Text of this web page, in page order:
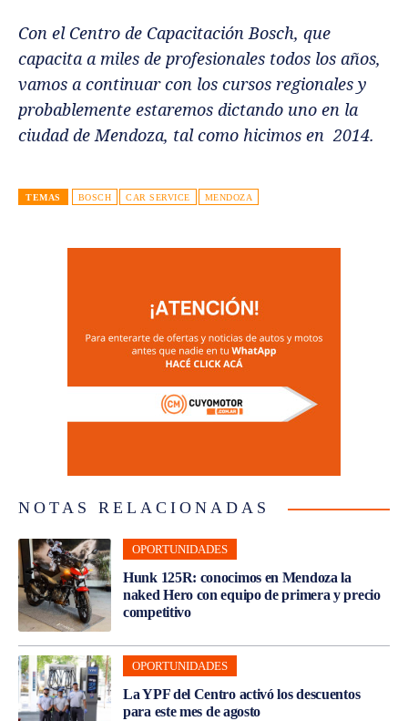
Con el Centro de Capacitación Bosch, que
capacita a miles de profesionales todos los años,
vamos a continuar con los cursos regionales y
probablemente estaremos dictando uno en la
ciudad de Mendoza, tal como hicimos en 2014.
TEMAS BOSCH CAR SERVICE MENDOZA
NOTAS RELACIONADAS
OPORTUNIDADES
Hunk 125R: conocimos en Mendoza la
naked Hero con equipo de primera y precio
competitivo
OPORTUNIDADES
La YPF del Centro activó los descuentos
para este mes de agosto